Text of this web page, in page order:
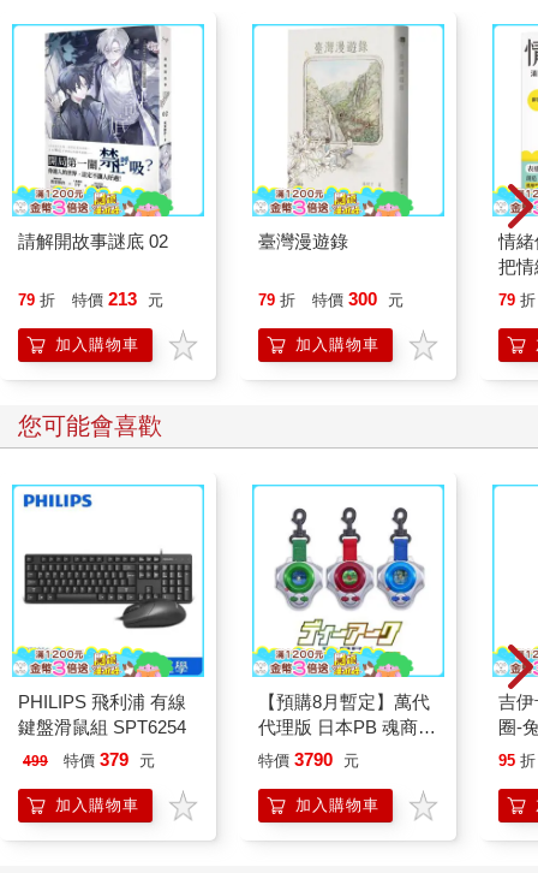
請解開故事謎底 02
79 折 特價 213 元
加入購物車
臺灣漫遊錄
79 折 特價 300 元
加入購物車
情
把
誰
79 折
您可能會喜歡
PHILIPS 飛利浦 有線
鍵盤滑鼠組 SPT6254
499 特價 379 元
加入購物車
【預購8月暫定】萬代
代理版 日本PB 魂商店
限定 數碼寶貝 D-ARK
特價 3790 元
加入購物車
吉伊卡哇
圈-
95 折